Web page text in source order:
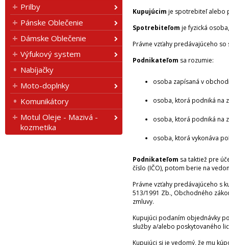
Prilby
Pánske Oblečenie
Dámske Oblečenie
Výfukový system
Nabíjačky
Moto-doplnky
Komunikátory
Motul Oleje - Mazivá -
kozmetika
Kupujúcim je spotrebiteľ alebo
Spotrebiteľom je fyzická
Právne vzťahy predávajúceho
Podnikateľom sa rozumie:
osoba zapísaná v
osoba, ktorá podniká na
osoba, ktorá podniká na
osoba, ktorá vykonáva
Podnikateľom sa taktiež pre
číslo (IČO), potom berie na
Právne vzťahy predávajúceho s
513/1991 Zb., Obchodného
zmluvy.
Kupujúci podaním objednávky
služby a/alebo poskytovaného
Kupujúci si je vedomý, že mu